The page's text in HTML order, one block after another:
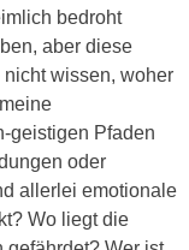
bedroht
aber diese
wissen, woher
geistigen Pfaden
oder
allerlei emotionale
Wo liegt die